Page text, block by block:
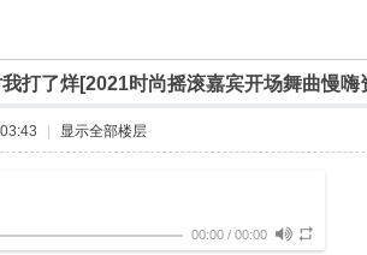
打了烊[2021时尚摇滚嘉宾开场舞曲慢
显示全部楼层
00:00 /00:00